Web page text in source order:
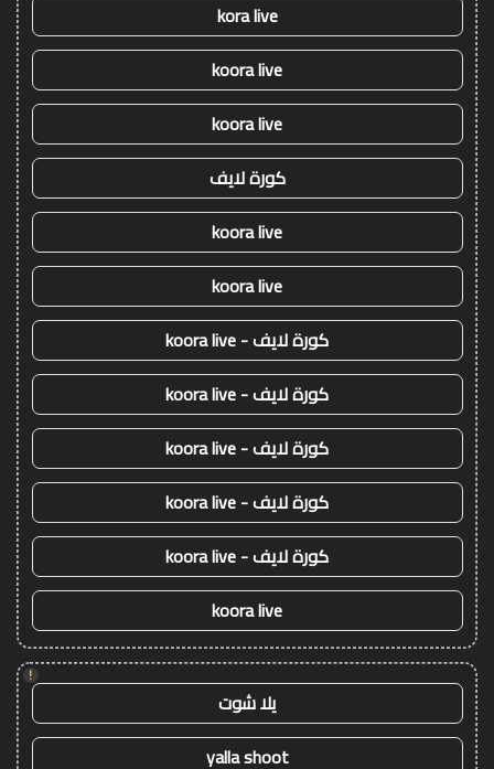
kora live
koora live
koora live
كورة لايف
koora live
koora live
كورة لايف - koora live
كورة لايف - koora live
كورة لايف - koora live
كورة لايف - koora live
كورة لايف - koora live
koora live
!
يلا شوت
yalla shoot